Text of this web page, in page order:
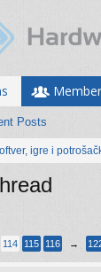
Posts
igre i
114 115 116 →